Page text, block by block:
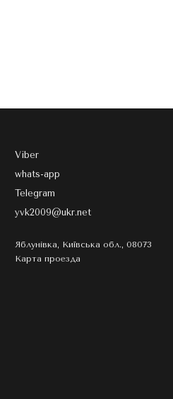
Viber
whats-app
Telegram
yvk2009@ukr.net
Яблунівка, Київська обл., 08073
Карта проезда